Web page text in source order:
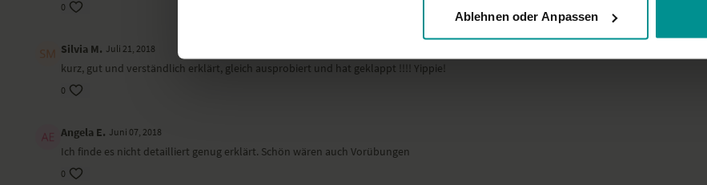
Ablehnen oder Anpassen
0
Silvia M. Juli 21, 2018
kurz, gut und verständlich erklärt, gleich ausprobiert und hat geklappt !!!! Yippie!
0
Angela E. Juni 07, 2018
Ich finde es nicht detailliert genug erklärt. Schön wären auch Vorübungen
0